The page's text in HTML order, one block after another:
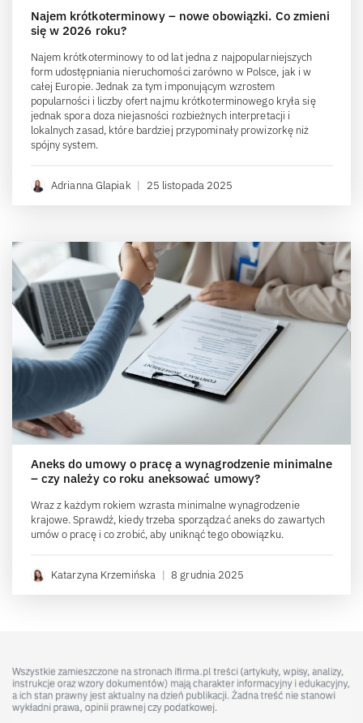
Najem krótkoterminowy – nowe obowiązki. Co zmieni
się w 2026 roku?
Najem krótkoterminowy to od lat jedna z najpopularniejszych
form udostępniania nieruchomości zarówno w Polsce, jak i w
całej Europie. Jednak za tym imponującym wzrostem
popularności i liczby ofert najmu krótkoterminowego kryła się
jednak spora doza niejasności rozbieżnych interpretacji i
lokalnych zasad, które bardziej przypominały prowizorkę niż
spójny system.
Adrianna Glapiak | 25 listopada 2025
Aneks do umowy o pracę a wynagrodzenie minimalne
– czy należy co roku aneksować umowy?
Wraz z każdym rokiem wzrasta minimalne wynagrodzenie
krajowe. Sprawdź, kiedy trzeba sporządzać aneks do zawartych
umów o pracę i co zrobić, aby uniknąć tego obowiązku.
Katarzyna Krzemińska | 8 grudnia 2025